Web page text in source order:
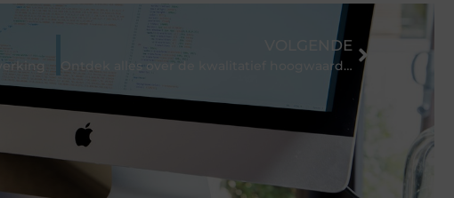
VOLGENDE
Ontdek alles over de kwalitatief hoogwaardige kunststof zwembaden van dit bedrijf